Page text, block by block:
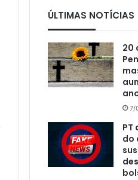
ÚLTIMAS NOTÍCIAS
20
7/
PT
do